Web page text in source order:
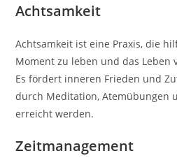
Achtsamkeit
Achtsamkeit ist eine Praxis, die
Moment zu leben und das Leben
Es fördert inneren Frieden und
durch Meditation, Atemübungen
erreicht werden.
Zeitmanagement